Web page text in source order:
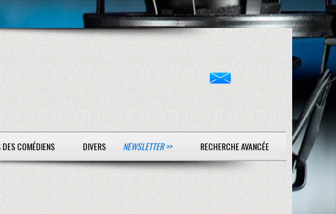
COMÉDIENS DIVERS NEWSLETTER >> RECHERCHE AVANCÉE